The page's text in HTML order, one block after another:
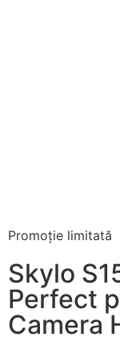
Promoție limitată
Skylo
Perfect
Camera